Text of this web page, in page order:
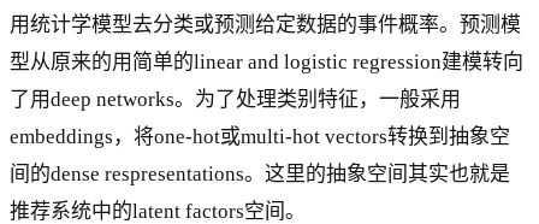
用统计学模型去分类或预测给定数据的事件概率。预测模
型从原来的用简单的linear and logistic regression建模转向
了用deep networks。为了处理类别特征，一般采用
embeddings，将one-hot或multi-hot vectors转换到抽象空
间的dense respresentations。这里的抽象空间其实也就是
推荐系统中的latent factors空间。